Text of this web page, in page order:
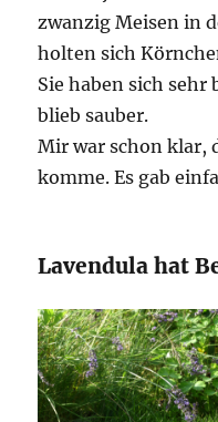
zwanzig Meisen in
holten sich
Sie haben sich sehr
blieb sauber.
Mir war schon klar,
komme. Es gab
Lavendula hat